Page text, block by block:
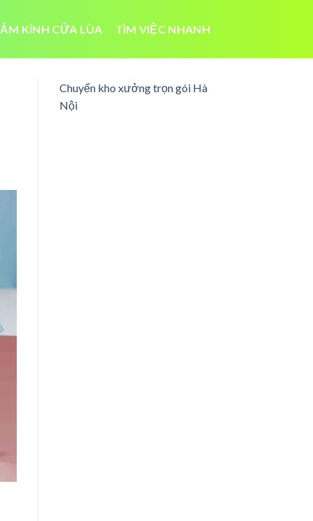
KÍNH CỬA LÙA TÌM VIỆC NHANH
Chuyển kho xưởng trọn gói Hà
Nội